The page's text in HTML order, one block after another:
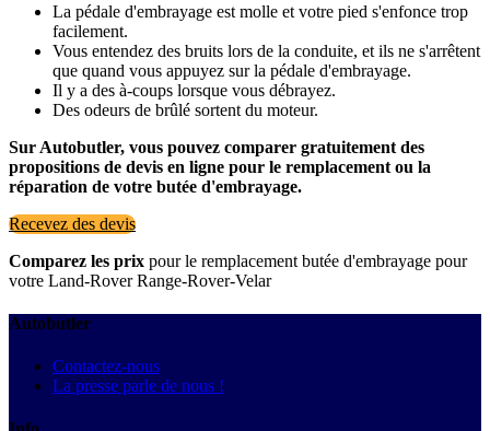
La pédale d'embrayage est molle et votre pied s'enfonce trop
facilement.
Vous entendez des bruits lors de la conduite, et ils ne s'arrêtent
que quand vous appuyez sur la pédale d'embrayage.
Il y a des à-coups lorsque vous débrayez.
Des odeurs de brûlé sortent du moteur.
Sur Autobutler, vous pouvez comparer gratuitement des
propositions de devis en ligne pour le remplacement ou la
réparation de votre butée d'embrayage.
Recevez des devis
Comparez les prix pour le remplacement butée d'embrayage pour
votre Land-Rover Range-Rover-Velar
Autobutler
Contactez-nous
La presse parle de nous !